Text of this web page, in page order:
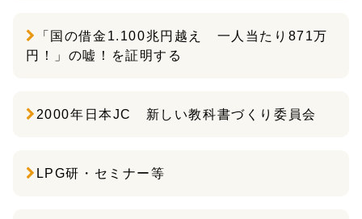
「国の借金1.100兆円越え 一人当たり871万
円！」の嘘！を証明する
2000年日本JC 新しい教科書づくり委員会
LPG研・セミナー等